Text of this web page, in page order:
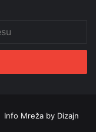
Info Mreža by Dizajn